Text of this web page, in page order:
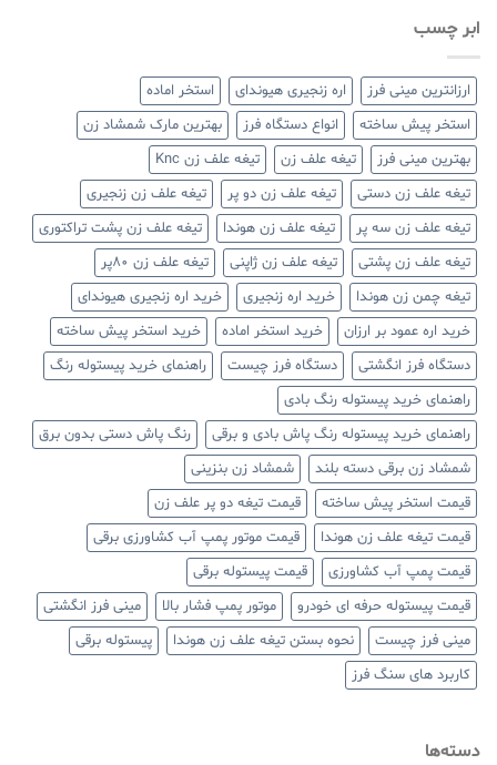
ابر چسب
ارزانترین مینی فرز اره زنجیری هیوندای
استخر اماده
استخر پیش ساخته
انواع دستگاه فرز
بهترین مارک شمشاد زن
بهترین مینی فرز
تیغه علف زن
تیغه علف زن Knc
تیغه علف زن دستی
تیغه علف زن دو پر
تیغه علف زن زنجیری
تیغه علف زن سه پر
تیغه علف زن هوندا
تیغه علف زن پشت تراکتوری
تیغه علف زن پشتی
تیغه علف زن ژاپنی
تیغه علف زن ۸۰پر
تیغه چمن زن هوندا
خرید اره زنجیری
خرید اره زنجیری هیوندای
خرید اره عمود بر ارزان
خرید استخر اماده
خرید استخر پیش ساخته
دستگاه فرز انگشتی
دستگاه فرز چیست
راهنمای خرید پیستوله رنگ
راهنمای خرید پیستوله رنگ بادی
راهنمای خرید پیستوله رنگ پاش بادی و برقی
رنگ پاش دستی بدون برق
شمشاد زن برقی دسته بلند
شمشاد زن بنزینی
قیمت استخر پیش ساخته
قیمت تیغه دو پر علف زن
قیمت تیغه علف زن هوندا
قیمت موتور پمپ آب کشاورزی برقی
قیمت پمپ آب کشاورزی
قیمت پیستوله برقی
قیمت پیستوله حرفه ای خودرو
موتور پمپ فشار بالا
مینی فرز انگشتی
مینی فرز چیست
نحوه بستن تیغه علف زن هوندا
پیستوله برقی
کاربرد های سنگ فرز
دسته‌ها